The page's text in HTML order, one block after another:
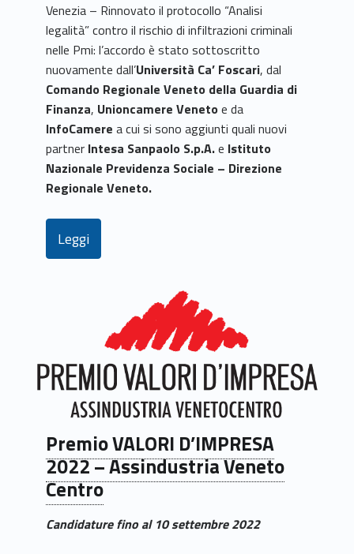
Venezia – Rinnovato il protocollo “Analisi
legalità” contro il rischio di infiltrazioni criminali
nelle Pmi: l’accordo è stato sottoscritto
nuovamente dall’Università Ca’ Foscari, dal
Comando Regionale Veneto della Guardia di
Finanza, Unioncamere Venetoe da
InfoCamere a cui si sono aggiunti quali nuovi
partner Intesa Sanpaolo S.p.A.e Istituto
Nazionale Previdenza Sociale – Direzione
Regionale Veneto.
Leggi
Premio VALORI D’IMPRESA
2022 – Assindustria Veneto
Centro
Candidature fino al 10 settembre 2022